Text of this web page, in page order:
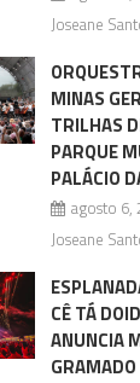
Joseane
MINAS
TRILHAS
PARQUE
PALÁCIO
agosto 6,
Joseane
CÊ TÁ
ANUNCIA